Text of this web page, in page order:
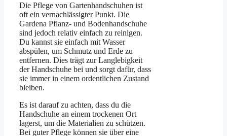
Die Pflege von Gartenhandschuhen ist
oft ein vernachlässigter Punkt. Die
Gardena Pflanz- und Bodenhandschuhe
sind jedoch relativ einfach zu reinigen.
Du kannst sie einfach mit Wasser
abspülen, um Schmutz und Erde zu
entfernen. Dies trägt zur Langlebigkeit
der Handschuhe bei und sorgt dafür, dass
sie immer in einem ordentlichen Zustand
bleiben.
Es ist darauf zu achten, dass du die
Handschuhe an einem trockenen Ort
lagerst, um die Materialien zu schützen.
Bei guter Pflege können sie über eine